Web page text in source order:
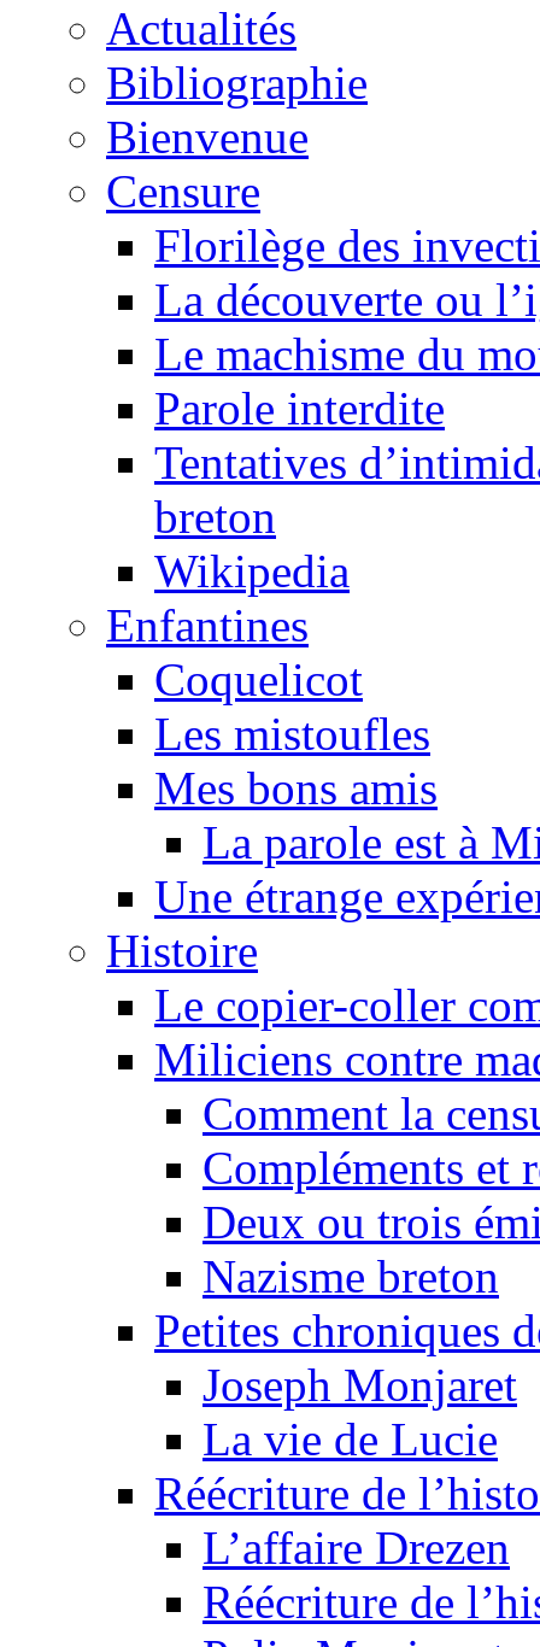
Actualités
Bibliographie
Bienvenue
Censure
Florilège des
La découverte ou
Le machisme du
Parole interdite
Tentatives
breton
Wikipedia
Enfantines
Coquelicot
Les mistoufles
Mes bons amis
La parole est à
Une étrange
Histoire
Le copier-coller
Miliciens contre
Comment la
Compléments et
Deux ou trois
Nazisme breton
Petites chroniques
Joseph Monjaret
La vie de Lucie
Réécriture de
L’affaire Drezen
Réécriture de